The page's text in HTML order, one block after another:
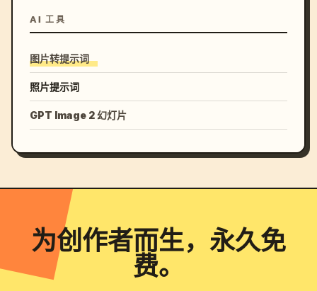
AI 工具
图片转提示词
照片提示词
GPT Image 2 幻灯片
为创作者而生，永久免
费。